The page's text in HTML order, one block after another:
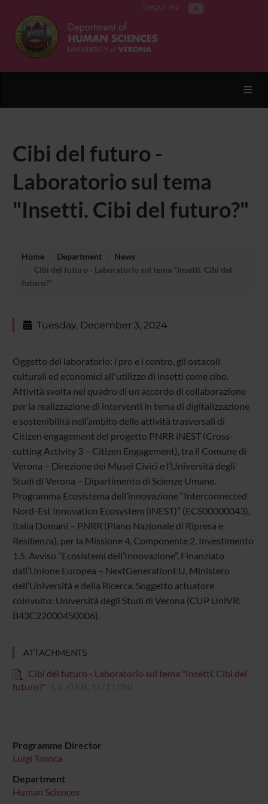
Segui su
Cibi del futuro -
Laboratorio sul tema
"Insetti. Cibi del futuro?"
Home Department
News
Cibi del futuro - Laboratorio sul tema "Insetti. Cibi del
futuro?"
Tuesday, December 3, 2024
Oggetto del laboratorio: i pro e i contro, gli ostacoli
culturali ed economici all'utilizzo di insetti come cibo.
Attività svolta nel quadro di un accordo di collaborazione
per la realizzazione di interventi in tema di digitalizzazione
e sostenibilità nell’ambito delle attività trasversali di
Citizen engagement del progetto PNRR iNEST (Cross-
cutting Activity 3 – Citizen Engagement), tra il Comune di
Verona – Direzione dei Musei Civici e l’Università degli
Studi di Verona – Dipartimento di Scienze Umane.
Programma Ecosistema dell’innovazione “Interconnected
Nord-Est Innovation Ecosystem (iNEST)” (ECS00000043),
Italia Domani – PNRR (Piano Nazionale di Ripresa e
Resilienza), per la Missione 4, Componente 2, Investimento
1.5. Avviso “Ecosistemi dell’Innovazione”, Finanziato
dall’Unione Europea – NextGenerationEU, Ministero
dell’Università e della Ricerca. Soggetto attuatore
coinvolto: Università degli Studi di Verona (CUP UniVR:
B43C22000450006).
ATTACHMENTS
Cibi del futuro - Laboratorio sul tema "Insetti. Cibi del
futuro?"
Programme Director
Luigi Tronca
Department
Human Sciences